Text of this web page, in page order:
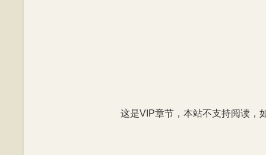
这是VIP章节，本站不支持阅读，